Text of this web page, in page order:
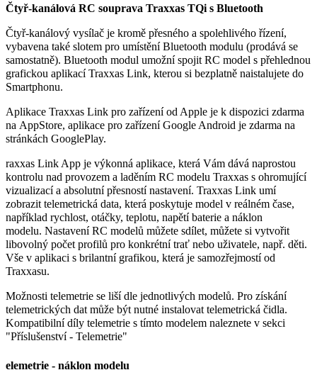
Čtyř-kanálová RC souprava Traxxas TQi s Bluetooth
Čtyř-kanálový vysílač je kromě přesného a spolehlivého řízení,
vybavena také slotem pro umístění Bluetooth modulu (prodává se
samostatně). Bluetooth modul umožní spojit RC model s přehlednou
grafickou aplikací Traxxas Link, kterou si bezplatně naistalujete do
Smartphonu.
Aplikace Traxxas Link pro zařízení od Apple je k dispozici zdarma
na AppStore, aplikace pro zařízení Google Android je zdarma na
stránkách GooglePlay.
raxxas Link App je výkonná aplikace, která Vám dává naprostou
kontrolu nad provozem a laděním RC modelu Traxxas s ohromující
vizualizací a absolutní přesností nastavení. Traxxas Link umí
zobrazit telemetrická data, která poskytuje model v reálném čase,
například rychlost, otáčky, teplotu, napětí baterie a náklon
modelu. Nastavení RC modelů můžete sdílet, můžete si vytvořit
libovolný počet profilů pro konkrétní trať nebo uživatele, např. děti.
Vše v aplikaci s brilantní grafikou, která je samozřejmostí od
Traxxasu.
Možnosti telemetrie se liší dle jednotlivých modelů. Pro získání
telemetrických dat může být nutné instalovat telemetrická čidla.
Kompatibilní díly telemetrie s tímto modelem naleznete v sekci
"Příslušenství - Telemetrie"
elemetrie - náklon modelu